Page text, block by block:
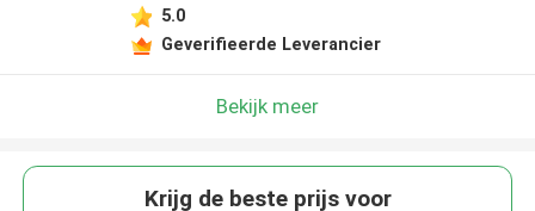
5.0
Geverifieerde Leverancier
Bekijk meer
Krijg de beste prijs voor